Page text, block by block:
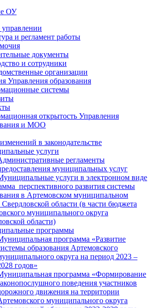
ОУ
и регламент работы
документы
и сотрудники
организации
Управления образования
системы
открытость Управления
и МОО
в законодательстве
услуги
регламенты
муниципальных услуг
услуги в электронном виде
перспективного развития системы
в Артемовском муниципальном
Свердловской области (в части бюджета
муниципального округа
области)
программы
программа «Развитие
образования Артемовского
округа на период 2023 –
годов»
программа «Формирование
поведения участников
движения на территории
муниципального округа